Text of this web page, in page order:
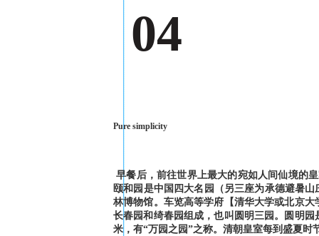
04
Pure simplicity
早餐后，前往世界上最大的宛如人间仙境的
颐和园是中国四大名园（另三座为承德避暑
林博物馆。车览高等学府【清华大学或北京
长春园和绮春园组成，也叫圆明三园。圆明
米，有“万园之园”之称。清朝皇室每到盛夏